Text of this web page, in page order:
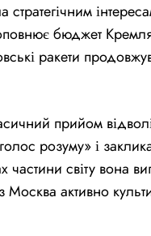
бюджет
ракети
прийом
розуму» і
світу вона
активно